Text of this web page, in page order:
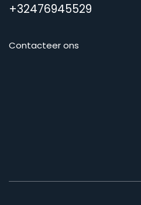
+32476945529
Contacteer ons